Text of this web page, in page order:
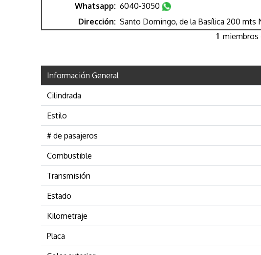
Whatsapp: 6040-3050
Dirección: Santo Domingo, de la Basílica 200 mts
1 miembros
Información General
Cilindrada
Estilo
# de pasajeros
Combustible
Transmisión
Estado
Kilometraje
Placa